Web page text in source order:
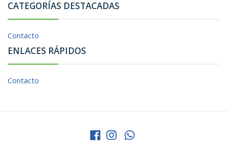
CATEGORÍAS DESTACADAS
Contacto
ENLACES RÁPIDOS
Contacto